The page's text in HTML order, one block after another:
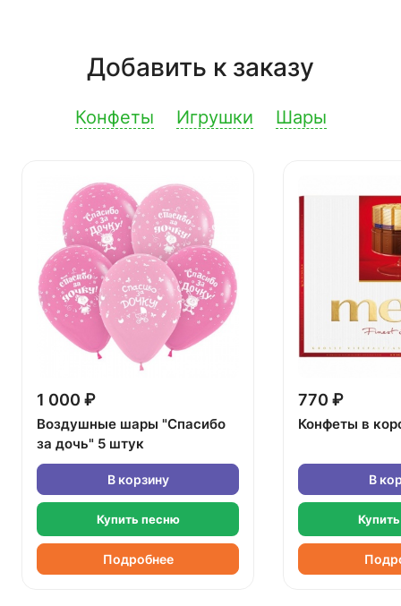
Добавить к заказу
Конфеты Игрушки Шары
1 000 ₽
Воздушные шары "Спасибо
за дочь" 5 штук
В корзину
Купить песню
Подробнее
770 ₽
Конфеты в
В